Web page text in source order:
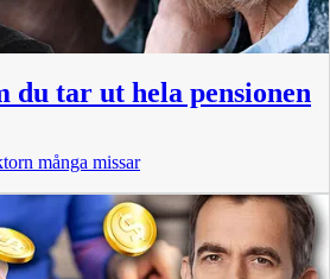
du tar ut hela pensionen
många missar